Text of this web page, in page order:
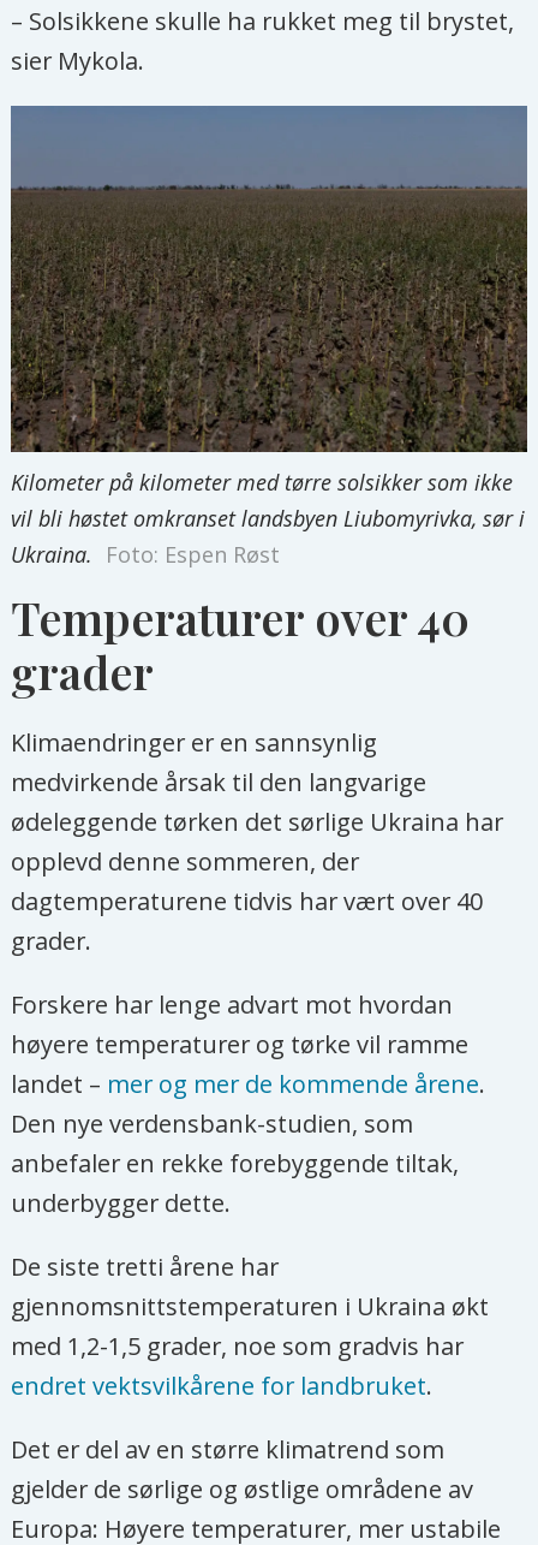
– Solsikkene skulle ha rukket meg til brystet,
sier Mykola.
Kilometer på kilometer med tørre solsikker som ikke
vil bli høstet omkranset landsbyen Liubomyrivka, sør i
Ukraina.
Foto: Espen Røst
Temperaturer over 40
grader
Klimaendringer er en sannsynlig
medvirkende årsak til den langvarige
ødeleggende tørken det sørlige Ukraina har
opplevd denne sommeren, der
dagtemperaturene tidvis har vært over 40
grader.
Forskere har lenge advart mot hvordan
høyere temperaturer og tørke vil ramme
landet – mer og mer de kommende årene.
Den nye verdensbank-studien, som
anbefaler en rekke forebyggende tiltak,
underbygger dette.
De siste tretti årene har
gjennomsnittstemperaturen i Ukraina økt
med 1,2-1,5 grader, noe som gradvis har
endret vektsvilkårene for landbruket.
Det er del av en større klimatrend som
gjelder de sørlige og østlige områdene av
Europa: Høyere temperaturer, mer ustabile